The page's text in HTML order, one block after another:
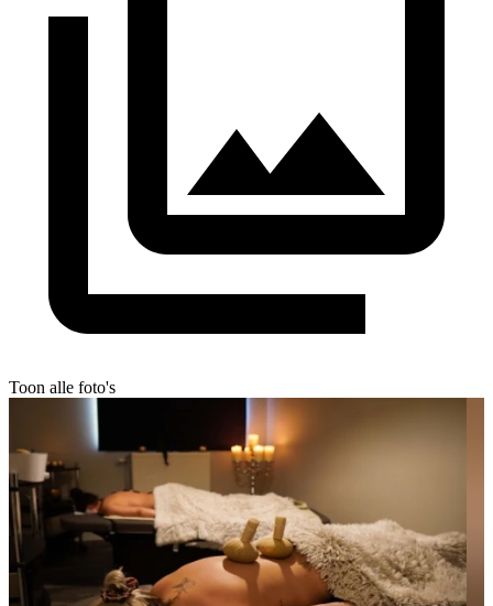
Toon alle foto's